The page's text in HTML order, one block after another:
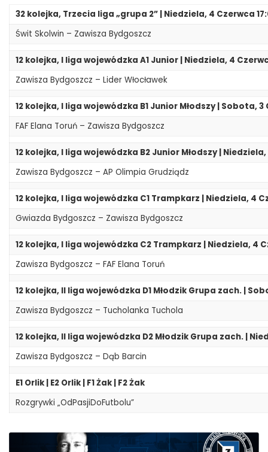
32 kolejka, Trzecia liga „grupa 2” | Niedziela, 4 Czerwca
Świt Skolwin – Zawisza Bydgoszcz
12 kolejka, I liga wojewódzka A1 Junior | Niedziela, 4
Zawisza Bydgoszcz – Lider Włocławek
12 kolejka, I liga wojewódzka B1 Junior Młodszy | Sobota, 3
FAF Elana Toruń – Zawisza Bydgoszcz
12 kolejka, I liga wojewódzka B2 Junior Młodszy |
Zawisza Bydgoszcz – AP Olimpia Grudziądz
12 kolejka, I liga wojewódzka C1 Trampkarz | Niedziela, 4
Gwiazda Bydgoszcz – Zawisza Bydgoszcz
12 kolejka, I liga wojewódzka C2 Trampkarz | Niedziela, 4
Zawisza Bydgoszcz – FAF Elana Toruń
12 kolejka, II liga wojewódzka D1 Młodzik Grupa zach. |
Zawisza Bydgoszcz – Tucholanka Tuchola
12 kolejka, II liga wojewódzka D2 Młodzik Grupa zach. |
Zawisza Bydgoszcz – Dąb Barcin
E1 Orlik | E2 Orlik | F1 Żak | F2 Żak
Rozgrywki „OdPasjiDoFutbolu”